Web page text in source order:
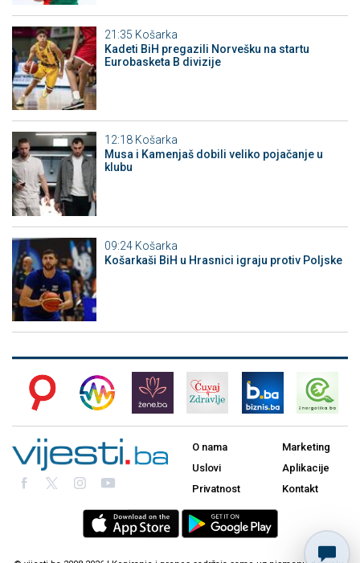
21:35 Košarka
Kadeti BiH pregazili Norvešku na startu
Eurobasketa B divizije
12:18 Košarka
Musa i Kamenjaš dobili veliko pojačanje u
klubu
09:24 Košarka
Košarkaši BiH u Hrasnici igraju protiv Poljske
O nama
Uslovi
Privatnost
Marketing
Aplikacije
Kontakt